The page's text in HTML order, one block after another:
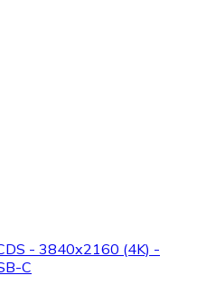
- 3840x2160 (4K) -
C